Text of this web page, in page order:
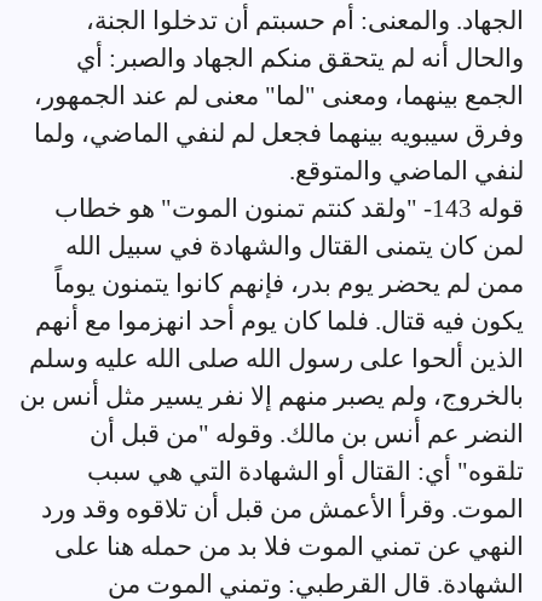
الجهاد. والمعنى: أم حسبتم أن تدخلوا الجنة،
والحال أنه لم يتحقق منكم الجهاد والصبر: أي
الجمع بينهما، ومعنى "لما" معنى لم عند الجمهور،
وفرق سيبويه بينهما فجعل لم لنفي الماضي، ولما
لنفي الماضي والمتوقع.
قوله 143- "ولقد كنتم تمنون الموت" هو خطاب
لمن كان يتمنى القتال والشهادة في سبيل الله
ممن لم يحضر يوم بدر، فإنهم كانوا يتمنون يوماً
يكون فيه قتال. فلما كان يوم أحد انهزموا مع أنهم
الذين ألحوا على رسول الله صلى الله عليه وسلم
بالخروج، ولم يصبر منهم إلا نفر يسير مثل أنس بن
النضر عم أنس بن مالك. وقوله "من قبل أن
تلقوه" أي: القتال أو الشهادة التي هي سبب
الموت. وقرأ الأعمش من قبل أن تلاقوه وقد ورد
النهي عن تمني الموت فلا بد من حمله هنا على
الشهادة. قال القرطبي: وتمني الموت من